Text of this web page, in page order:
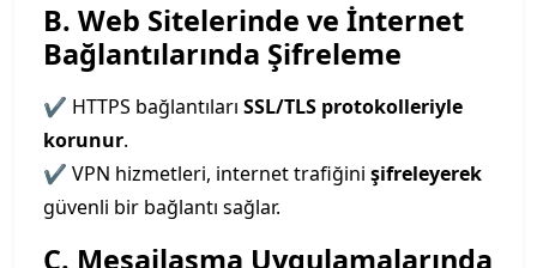
B. Web Sitelerinde ve İnternet
Bağlantılarında Şifreleme
✔ HTTPS bağlantıları SSL/TLS protokolleriyle
korunur.
✔ VPN hizmetleri, internet trafiğini şifreleyerek
güvenli bir bağlantı sağlar.
C. Mesajlaşma Uygulamalarında